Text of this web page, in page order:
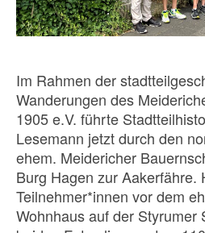
Im Rahmen der
Wanderungen des
1905 e.V. führte
Lesemann jetzt durch den
ehem. Meidericher
Burg Hagen zur Aakerfähre.
Teilnehmer*innen vor dem
Wohnhaus auf der Styrumer